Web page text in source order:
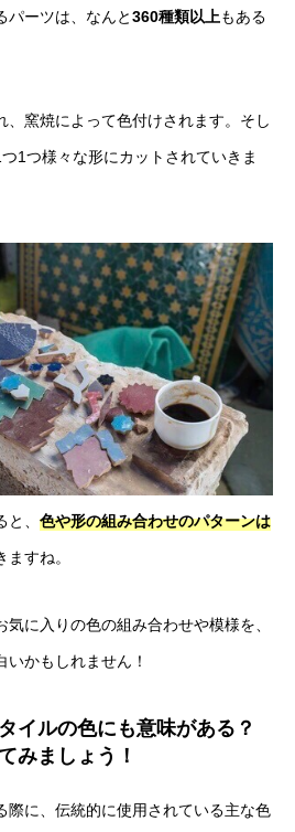
パーツは、なんと360種類以上もある
、窯焼によって色付けされます。そし
1つ様々な形にカットされていきま
、 色や形の組み合わせのパターンは
すね。
に入りの色の組み合わせや模様を、
かもしれません！
イルの色にも意味がある？
みましょう！
際に、伝統的に使用されている主な色